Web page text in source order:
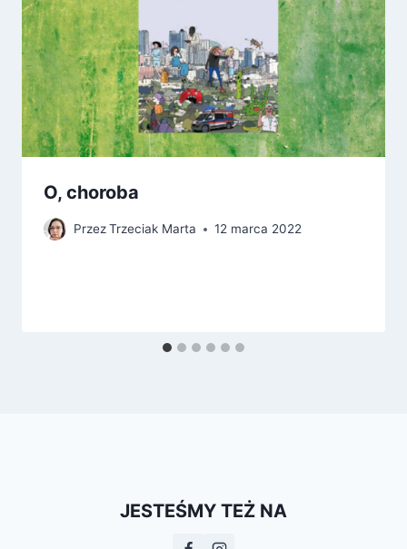
O, choroba
PrzezTrzeciak Marta 12 marca 2022
JESTEŚMY TEŻ NA